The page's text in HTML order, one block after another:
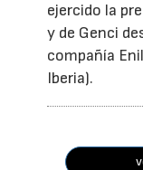
ejercido la
y de Genci
compañía
Iberia).